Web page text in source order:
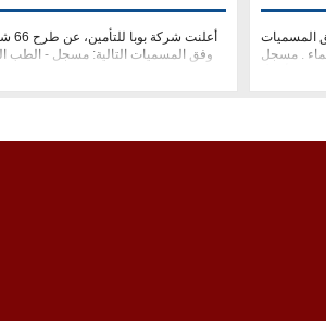
شاغرة، وفق المسميات
. مسجل
وفق المسميات التالية: مسجل - الطب